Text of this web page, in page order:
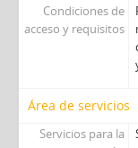
Condiciones de
acceso y requisitos
Área de servicios
Servicios para la